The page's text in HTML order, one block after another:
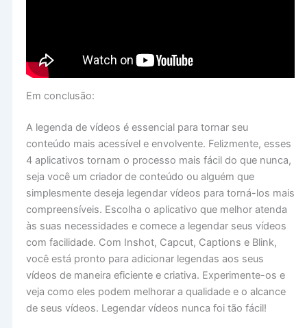
Em conclusão:
A legenda de vídeos é essencial para tornar seu
conteúdo mais acessível e envolvente. Felizmente, esses
4 aplicativos tornam o processo mais fácil do que nunca,
seja você um criador de conteúdo ou alguém que
simplesmente deseja legendar vídeos para torná-los mais
compreensíveis. Escolha o aplicativo que melhor atenda
às suas necessidades e comece a legendar seus vídeos
com facilidade. Com Inshot, Capcut, Captions e Blink,
você está pronto para adicionar legendas aos seus
vídeos de maneira eficiente e criativa. Experimente-os e
veja como eles podem melhorar a qualidade e o alcance
de seus vídeos. Legendar vídeos nunca foi tão fácil!